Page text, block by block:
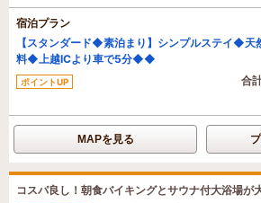
宿泊プラン
【スタンダード◆素泊まり】シンプルステイ◆
料◆上越ICより車で5分◆◆
ポイントUP 合
MAPを見る
コスパ良し！朝食バイキングとサウナ付大浴場が